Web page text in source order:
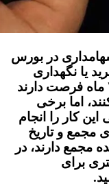
در بورس
یا نگهداری
سهم را تغییر دهد. شرکت‌ها حداکثر ۴ ماه فرصت دارند
اما برخی
این کار را انجام
مجمع و تاریخ
مجمع دارند، در
برای